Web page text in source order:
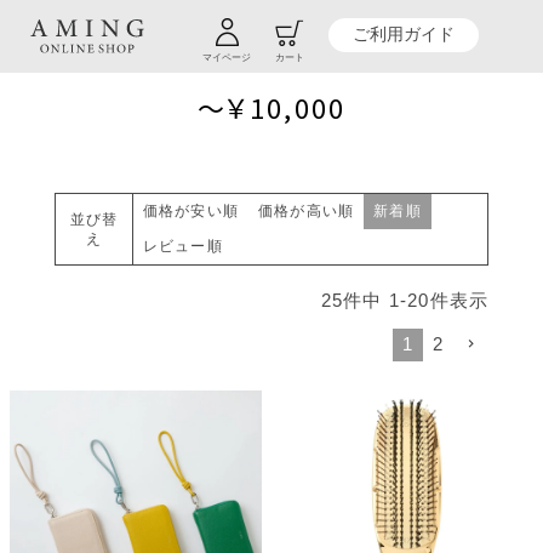
マイページ カート
ご利用ガイド
TOP 贈り物商品一覧 ご予算から探す ～￥10,000
～￥10,000
並び替
え
価格が安い順 価格が高い順 新着順
レビュー順
25件中 1-20件表示
1 2